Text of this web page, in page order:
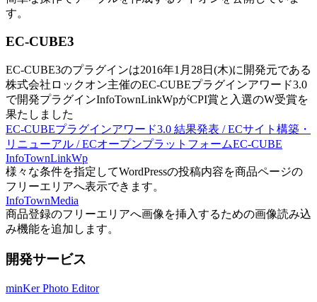
す。
EC-CUBE3
EC-CUBE3のプラグインは2016年1月28日(木)に開発元である
株式会社ロックオン主催のEC-CUBEプラグインアワード3.0
で開発プラグインInfoTownLinkWpがCPI賞と入選のW受賞を
果たしました
EC-CUBEプラグインアワード3.0 結果発表 / ECサイト構築・
リニューアル / ECオープンプラットフォームEC-CUBE
InfoTownLinkWp
様々な条件を指定してWordPressの投稿内容を商品ページの
フリーエリアへ表示できます。
InfoTownMedia
商品登録のフリーエリアへ画像を挿入するための画像読み込
み機能を追加します。
開発サービス
minKer Photo Editor